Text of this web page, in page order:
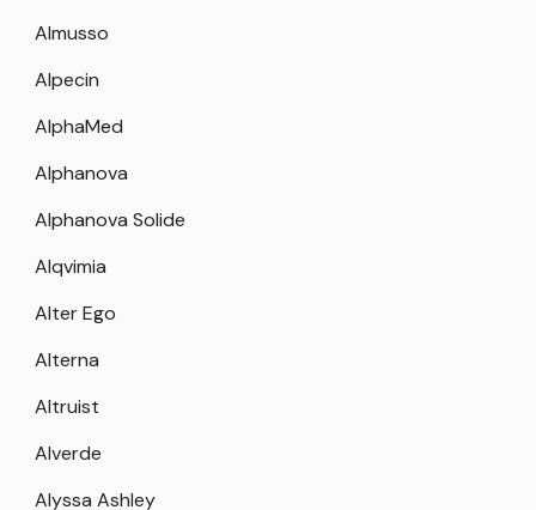
Almusso
Alpecin
AlphaMed
Alphanova
Alphanova Solide
Alqvimia
Alter Ego
Alterna
Altruist
Alverde
Alyssa Ashley